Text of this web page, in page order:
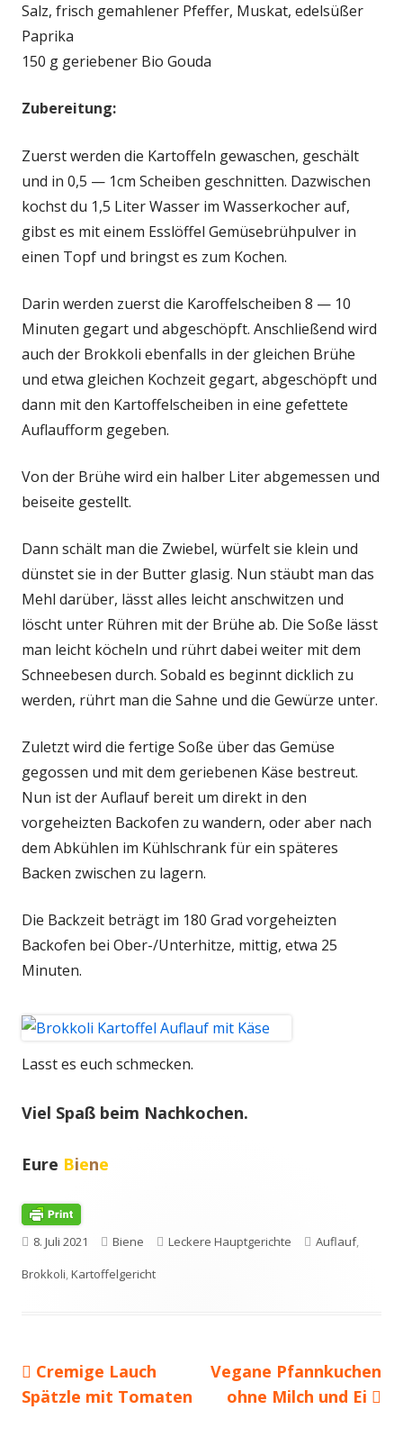
Salz, frisch gemahlener Pfeffer, Muskat, edelsüßer
Paprika
150 g geriebener Bio Gouda
Zubereitung:
Zuerst werden die Kartoffeln gewaschen, geschält
und in 0,5 — 1cm Scheiben geschnitten. Dazwischen
kochst du 1,5 Liter Wasser im Wasserkocher auf,
gibst es mit einem Esslöffel Gemüsebrühpulver in
einen Topf und bringst es zum Kochen.
Darin werden zuerst die Karoffelscheiben 8 — 10
Minuten gegart und abgeschöpft. Anschließend wird
auch der Brokkoli ebenfalls in der gleichen Brühe
und etwa gleichen Kochzeit gegart, abgeschöpft und
dann mit den Kartoffelscheiben in eine gefettete
Auflaufform gegeben.
Von der Brühe wird ein halber Liter abgemessen und
beiseite gestellt.
Dann schält man die Zwiebel, würfelt sie klein und
dünstet sie in der Butter glasig. Nun stäubt man das
Mehl darüber, lässt alles leicht anschwitzen und
löscht unter Rühren mit der Brühe ab. Die Soße lässt
man leicht köcheln und rührt dabei weiter mit dem
Schneebesen durch. Sobald es beginnt dicklich zu
werden, rührt man die Sahne und die Gewürze unter.
Zuletzt wird die fertige Soße über das Gemüse
gegossen und mit dem geriebenen Käse bestreut.
Nun ist der Auflauf bereit um direkt in den
vorgeheizten Backofen zu wandern, oder aber nach
dem Abkühlen im Kühlschrank für ein späteres
Backen zwischen zu lagern.
Die Backzeit beträgt im 180 Grad vorgeheizten
Backofen bei Ober-/Unterhitze, mittig, etwa 25
Minuten.
Lasst es euch schmecken.
Viel Spaß beim Nachkochen.
Eure Biene
Veröffentlicht
am
8. Juli 2021 Autor
Biene Kategorien
Leckere Hauptgerichte Schlagwörter
Auflauf,
Brokkoli Kartoffelgericht
Beitragsnavigation
Vorheriger
Beitrag:
Cremige Lauch
Spätzle mit Tomaten
Nächster
Beitrag
Vegane Pfannkuchen
ohne Milch und Ei